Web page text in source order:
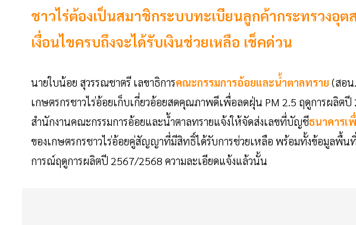
ชาวไร่ต้องเป็นสมาชิกระบบทะเบียนลูกค้ากระทรวงอุ
เงื่อนไขครบถึงจะได้รับเงินช่วยเหลือ เช็คด่วน
นายใบน้อย สุวรรณชาตรี เลขาธิการคณะกรรมการอ้อยและน้ำตาลทราย (สอน
เกษตรกรชาวไร่อ้อยเก็บเกี่ยวอ้อยสดคุณภาพดีเพื่อลดฝุ่น PM 2.5 ฤดูการผลิต
สำนักงานคณะกรรมการอ้อยและน้ำตาลทรายแจ้งให้จัดส่งเลขที่บัญชีธนาคารเ
ของเกษตรกรชาวไร่อ้อยคู่สัญญาที่มีสิทธิ์ได้รับการช่วยเหลือ พร้อมทั้งข้อมูลพื้
การณ์ฤดูการผลิตปี 2567/2568 ความละเอียดแจ้งแล้วนั้น